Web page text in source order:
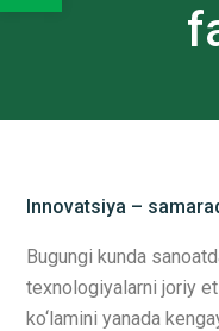
Innovatsiya –
Bugungi kunda
texnologiyalarni joriy
ko‘lamini yanada